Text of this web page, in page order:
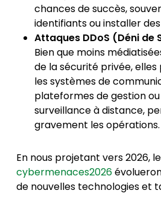
chances de succès,
identifiants ou installer
Attaques DDoS (Déni de
Bien que moins
de la sécurité privée,
les systèmes de
plateformes de gestion
surveillance à distance,
gravement les opérations.
En nous projetant vers 2026,
cybermenaces2026
de nouvelles technologies et